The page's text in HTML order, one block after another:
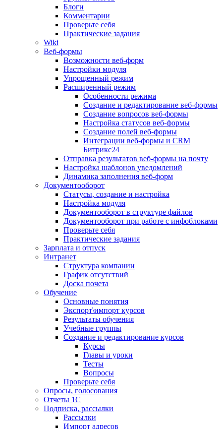
Блоги
Комментарии
Проверьте себя
Практические задания
Wiki
Веб-формы
Возможности веб-форм
Настройки модуля
Упрощенный режим
Расширенный режим
Особенности режима
Создание и редактирование веб-формы
Создание вопросов веб-формы
Настройка статусов веб-формы
Создание полей веб-формы
Интеграции веб-формы и CRM
Битрикс24
Отправка результатов веб-формы на почту
Настройка шаблонов уведомлений
Динамика заполнения веб-форм
Документооборот
Статусы, создание и настройка
Настройка модуля
Документооборот в структуре файлов
Документооборот при работе с инфоблоками
Проверьте себя
Практические задания
Зарплата и отпуск
Интранет
Структура компании
График отсутствий
Доска почета
Обучение
Основные понятия
Экспорт\импорт курсов
Результаты обучения
Учебные группы
Создание и редактирование курсов
Курсы
Главы и уроки
Тесты
Вопросы
Проверьте себя
Опросы, голосования
Отчеты 1С
Подписка, рассылки
Рассылки
Импорт адресов